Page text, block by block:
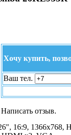
Хочу купить,
Ваш тел.
Написать отзыв.
16:9, 1366x768,